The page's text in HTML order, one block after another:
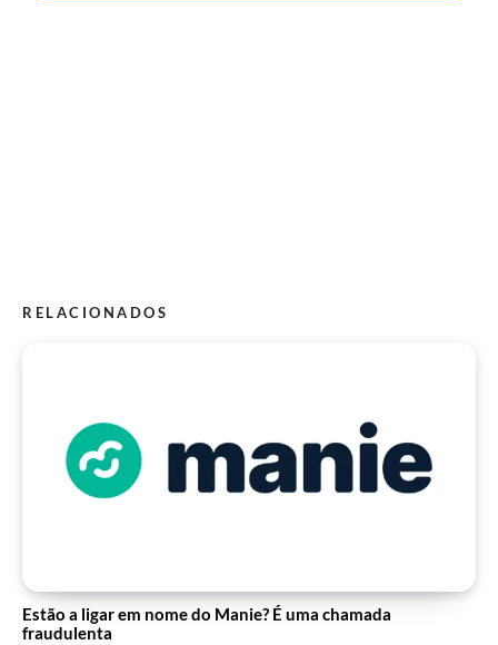
RELACIONADOS
Estão a ligar em nome do Manie? É uma chamada
fraudulenta